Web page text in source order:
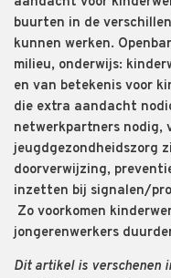
buurten in de
kunnen werken.
milieu, onderwijs:
en van betekenis voor
die extra aandacht
netwerkpartners nodig,
jeugdgezondheidszorg
doorverwijzing,
inzetten bij signalen/
Zo voorkomen
jongerenwerkers
Dit artikel is verschenen